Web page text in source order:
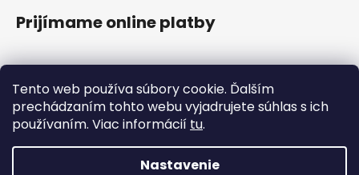
Tento web používa súbory cookie. Ďalším
prechádzaním tohto webu vyjadrujete súhlas s ich
používaním. Viac informácií tu.
Nastavenie
Prijímame online platby
Facebook
! 1. 8. 2026 – 18. 8. 2026